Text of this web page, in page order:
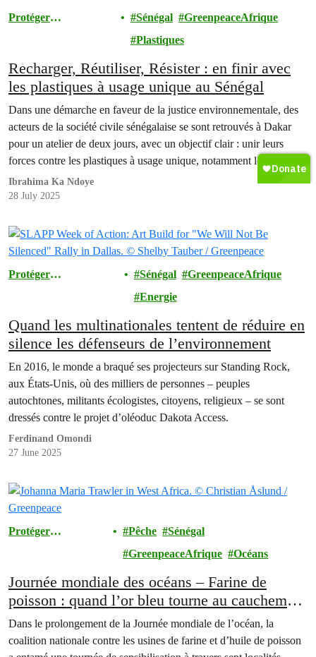
Protéger
Sénégal
GreenpeaceAfrique
Plastiques
Recharger, Réutiliser, Résister : en finir avec
les plastiques à usage unique au Sénégal
Dans une démarche en faveur de la justice environnementale, des
acteurs de la société civile sénégalaise se sont retrouvés à Dakar
pour un atelier de deux jours, avec un objectif clair : unir leurs
forces contre les plastiques à usage unique, notamment les sachets
d’eau en plastique, devenus un véritable fléau.
Ibrahima Ka Ndoye
28 July 2025
Protéger
Sénégal
GreenpeaceAfrique
Energie
Quand les multinationales tentent de réduire en
silence les défenseurs de l’environnement
En 2016, le monde a braqué ses projecteurs sur Standing Rock,
aux États-Unis, où des milliers de personnes – peuples
autochtones, militants écologistes, citoyens, religieux – se sont
dressés contre le projet d’oléoduc Dakota Access.
Ferdinand Omondi
27 June 2025
Protéger
Pêche
Sénégal
GreenpeaceAfrique
Océans
Journée mondiale des océans – Farine de
poisson : quand l’or bleu tourne au cauchemar
pour les communautés côtières du Sénégal
Dans le prolongement de la Journée mondiale de l’océan, la
coalition nationale contre les usines de farine et d’huile de poisson